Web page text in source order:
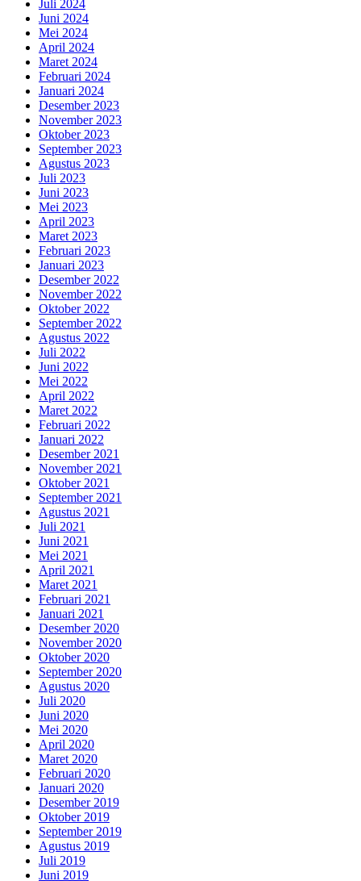
Juli 2024
Juni 2024
Mei 2024
April 2024
Maret 2024
Februari 2024
Januari 2024
Desember 2023
November 2023
Oktober 2023
September 2023
Agustus 2023
Juli 2023
Juni 2023
Mei 2023
April 2023
Maret 2023
Februari 2023
Januari 2023
Desember 2022
November 2022
Oktober 2022
September 2022
Agustus 2022
Juli 2022
Juni 2022
Mei 2022
April 2022
Maret 2022
Februari 2022
Januari 2022
Desember 2021
November 2021
Oktober 2021
September 2021
Agustus 2021
Juli 2021
Juni 2021
Mei 2021
April 2021
Maret 2021
Februari 2021
Januari 2021
Desember 2020
November 2020
Oktober 2020
September 2020
Agustus 2020
Juli 2020
Juni 2020
Mei 2020
April 2020
Maret 2020
Februari 2020
Januari 2020
Desember 2019
Oktober 2019
September 2019
Agustus 2019
Juli 2019
Juni 2019